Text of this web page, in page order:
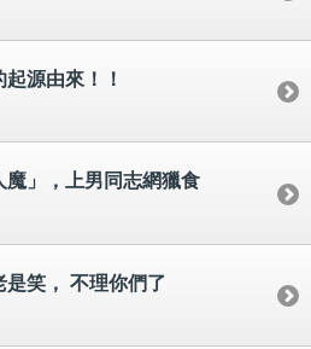
起源由來！！
魔」，上男同志網獵食
是笑， 不理你們了